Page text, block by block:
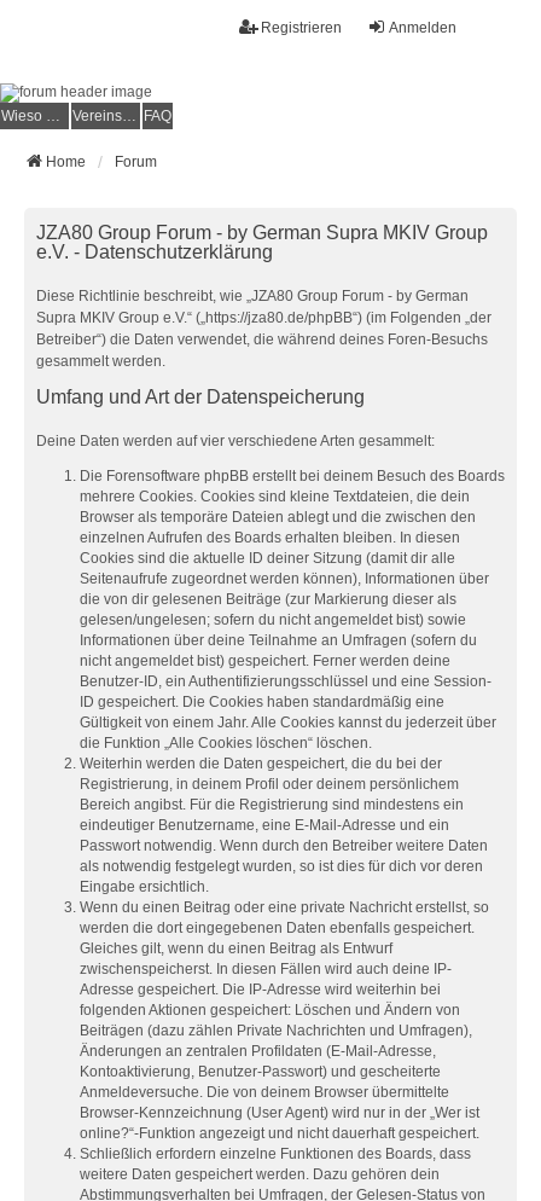
Anmelden
Registrieren
Wieso der e.V.? Vereinsmitglied werden FAQ
Home Forum
JZA80 Group Forum - by German Supra MKIV Group
e.V. - Datenschutzerklärung
Diese Richtlinie beschreibt, wie „JZA80 Group Forum - by German
Supra MKIV Group e.V.“ („https://jza80.de/phpBB“) (im Folgenden „der
Betreiber“) die Daten verwendet, die während deines Foren-Besuchs
gesammelt werden.
Umfang und Art der Datenspeicherung
Deine Daten werden auf vier verschiedene Arten gesammelt:
Die Forensoftware phpBB erstellt bei deinem Besuch des Boards
mehrere Cookies. Cookies sind kleine Textdateien, die dein
Browser als temporäre Dateien ablegt und die zwischen den
einzelnen Aufrufen des Boards erhalten bleiben. In diesen
Cookies sind die aktuelle ID deiner Sitzung (damit dir alle
Seitenaufrufe zugeordnet werden können), Informationen über
die von dir gelesenen Beiträge (zur Markierung dieser als
gelesen/ungelesen; sofern du nicht angemeldet bist) sowie
Informationen über deine Teilnahme an Umfragen (sofern du
nicht angemeldet bist) gespeichert. Ferner werden deine
Benutzer-ID, ein Authentifizierungsschlüssel und eine Session-
ID gespeichert. Die Cookies haben standardmäßig eine
Gültigkeit von einem Jahr. Alle Cookies kannst du jederzeit über
die Funktion „Alle Cookies löschen“ löschen.
Weiterhin werden die Daten gespeichert, die du bei der
Registrierung, in deinem Profil oder deinem persönlichem
Bereich angibst. Für die Registrierung sind mindestens ein
eindeutiger Benutzername, eine E-Mail-Adresse und ein
Passwort notwendig. Wenn durch den Betreiber weitere Daten
als notwendig festgelegt wurden, so ist dies für dich vor deren
Eingabe ersichtlich.
Wenn du einen Beitrag oder eine private Nachricht erstellst, so
werden die dort eingegebenen Daten ebenfalls gespeichert.
Gleiches gilt, wenn du einen Beitrag als Entwurf
zwischenspeicherst. In diesen Fällen wird auch deine IP-
Adresse gespeichert. Die IP-Adresse wird weiterhin bei
folgenden Aktionen gespeichert: Löschen und Ändern von
Beiträgen (dazu zählen Private Nachrichten und Umfragen),
Änderungen an zentralen Profildaten (E-Mail-Adresse,
Kontoaktivierung, Benutzer-Passwort) und gescheiterte
Anmeldeversuche. Die von deinem Browser übermittelte
Browser-Kennzeichnung (User Agent) wird nur in der „Wer ist
online?“-Funktion angezeigt und nicht dauerhaft gespeichert.
Schließlich erfordern einzelne Funktionen des Boards, dass
weitere Daten gespeichert werden. Dazu gehören dein
Abstimmungsverhalten bei Umfragen, der Gelesen-Status von